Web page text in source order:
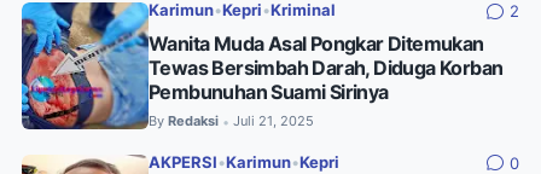
Karimun•Kepri •Kriminal 2
Wanita Muda Asal Pongkar Ditemukan
Tewas Bersimbah Darah, Diduga Korban
Pembunuhan Suami Sirinya
By Redaksi • Juli 21, 2025
AKPERSI •Karimun•Kepri 0